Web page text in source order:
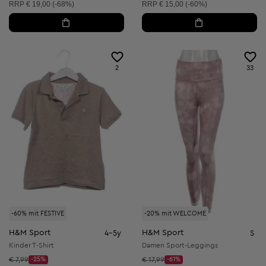
Unverbindliche Preisempfehlung:
RRP € 19,00 (-68%) Unverbindliche Preisempfehlung:
RRP € 15,00 (-60%)
-60% mit FESTIVE
2
H&M Sport 4-5y
Kinder T-Shirt
Startpreis:
€ 7,99
Discount Price:
-25%
-20% mit WELCOME
33
H&M Sport S
Damen Sport-Leggings
Startpreis:
€ 17,99
Discount Price:
-61%